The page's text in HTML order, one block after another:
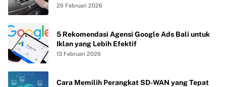
Freon agar AC Mobil Dingin Maksimal Tanpa
26 Februari 2026
5 Rekomendasi Agensi Google Ads Bali untuk
Iklan yang Lebih Efektif
13 Februari 2026
Cara Memilih Perangkat SD-WAN yang Tepat